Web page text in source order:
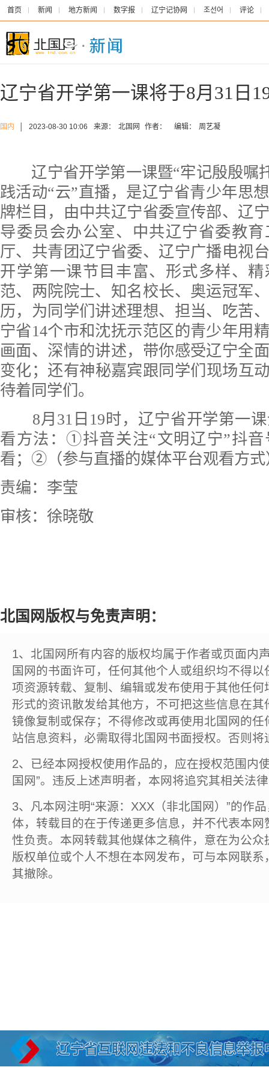
首页 新闻 地方新闻 数字报 辽宁记协网 조선어 评论
辽宁省开学第一课将于8月31日
国内 2023-08-30 10:06 来源： 北国网 作者： 编辑： 周艺凝
辽宁省开学第一课暨“牢记殷殷嘱
践活动“云”直播，是辽宁省青少年思
牌栏目，由中共辽宁省委宣传部、辽
导委员会办公室、中共辽宁省委教
厅、共青团辽宁省委、辽宁广播电视
开学第一课节目丰富、形式多样、
范、两院院士、知名校长、奥运冠军
历，为同学们讲述理想、担当、吃苦
宁省14个市和沈抚示范区的青少年用
画面、深情的讲述，带你感受辽宁全
变化；还有神秘嘉宾跟同学们现场
待着同学们。
8月31日19时，辽宁省开学第一课
看方法：①抖音关注“文明辽宁”抖音
看；②（参与直播的媒体平台观看方式
责编：李莹
审核：徐晓敬
北国网版权与免责声明：
1、北国网所有内容的版权均属于作者或页面内
国网的书面许可，任何其他个人或组织均不得
项资源转载、复制、编辑或发布使用于其他任
形式的资讯散发给其他方，不可把这些信息在
镜像复制或保存；不得修改或再使用北国网的
站信息资料，必需取得北国网书面授权。否则将
2、已经本网授权使用作品的，应在授权范围内
国网”。违反上述声明者，本网将追究其相关法
3、凡本网注明“来源：XXX（非北国网）”的作
体，转载目的在于传递更多信息，并不代表本
性负责。本网转载其他媒体之稿件，意在为公
版权单位或个人不想在本网发布，可与本网联
其撤除。